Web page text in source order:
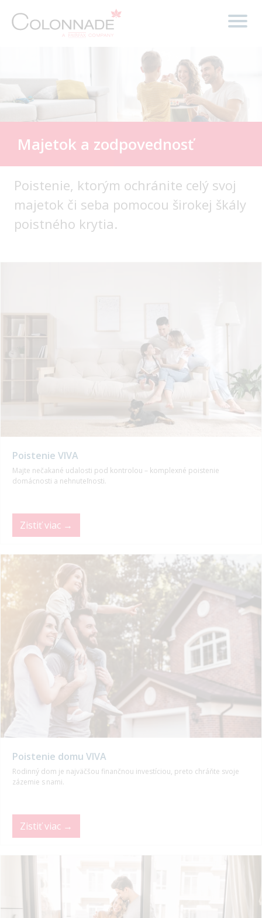
Majetok a zodpovednosť
Poistenie, ktorým ochránite celý svoj
majetok či seba pomocou širokej škály
poistného krytia.
Poistenie VIVA
Majte nečakané udalosti pod kontrolou – komplexné poistenie
domácnosti a nehnuteľnosti.
Zistiť viac →
Poistenie domu VIVA
Rodinný dom je najväčšou finančnou investíciou, preto chráňte svoje
zázemie s nami.
Zistiť viac →